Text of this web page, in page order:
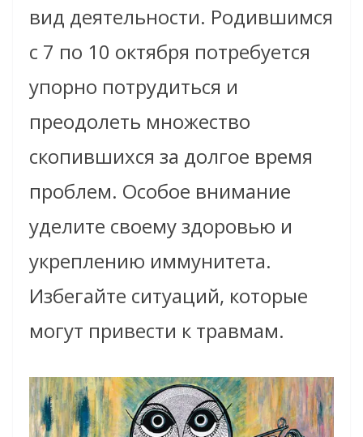
вид деятельности. Родившимся
с 7 по 10 октября потребуется
упорно потрудиться и
преодолеть множество
скопившихся за долгое время
проблем. Особое внимание
уделите своему здоровью и
укреплению иммунитета.
Избегайте ситуаций, которые
могут привести к травмам.